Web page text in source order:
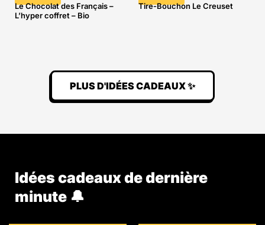
Le Chocolat des Français –
L’hyper coffret – Bio
Tire-Bouchon Le Creuset
PLUS D'IDÉES CADEAUX ✨
Idées cadeaux de dernière
minute 🔔